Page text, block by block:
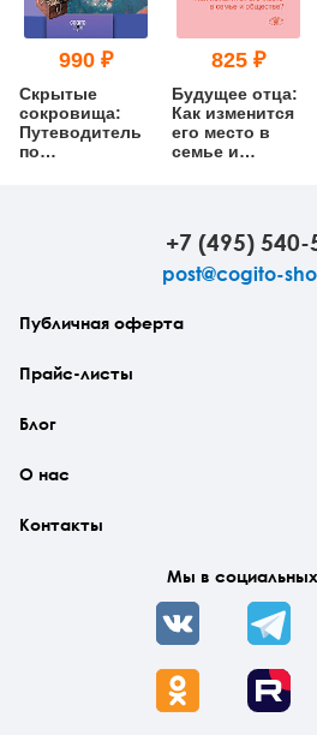
990 ₽
Скрытые
сокровища:
Путеводитель
по
825 ₽
Будущее отца:
Как изменится
его место в
семье и
+7 (495) 540-
post@cogito-
Публичная оферта
Прайс-листы
Блог
О нас
Контакты
Мы в
VK
OK Rutube